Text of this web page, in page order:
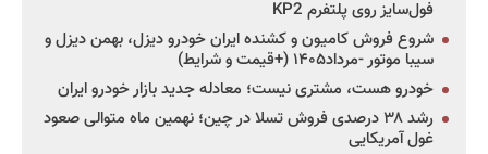
فول‌سایز روی پلتفرم KP2
شروع فروش کامیون و کشنده ایران خودرو دیزل، بهمن دیزل و
سیبا موتور -مرداد۱۴۰۵ (+قیمت و شرایط)
خودرو هست، مشتری نیست؛ معادله جدید بازار خودرو ایران
رشد ۳۸ درصدی فروش تسلا در چین؛ نهمین ماه متوالی صعود
غول آمریکایی